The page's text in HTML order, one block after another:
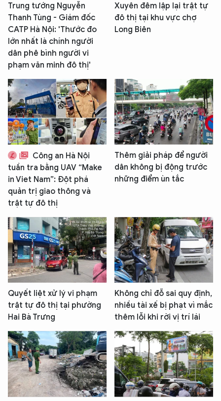
Trung tướng Nguyễn
Thanh Tùng - Giám đốc
CATP Hà Nội: 'Thước đo
lớn nhất là chính người
dân phê bình người vi
phạm văn minh đô thị'
Xuyên đêm lập lại trật tự
đô thị tại khu vực chợ
Long Biên
Công an Hà Nội
tuần tra bằng UAV “Make
in Viet Nam”: Đột phá
quản trị giao thông và
trật tự đô thị
Thêm giải pháp để người
dân không bị động trước
những điểm ùn tắc
Quyết liệt xử lý vi phạm
trật tự đô thị tại phường
Hai Bà Trưng
Không chỉ đỗ sai quy định,
nhiều tài xế bị phạt vì mắc
thêm lỗi khi rời vị trí lái